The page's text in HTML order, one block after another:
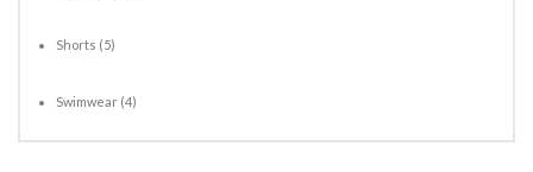
Shorts (5)
Swimwear (4)